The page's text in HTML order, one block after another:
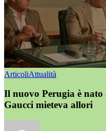
ArticoliAttualità
Il nuovo Perugia è
Gaucci mieteva allori